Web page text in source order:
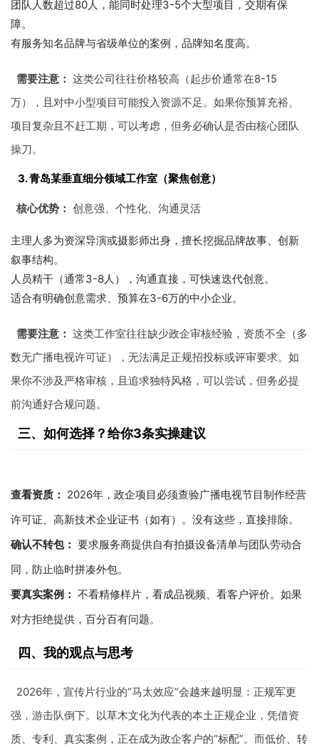
团队人数超过80人，能同时处理3-5个大型项目，交期有保
障。
有服务知名品牌与省级单位的案例，品牌知名度高。
需要注意： 这类公司往往价格较高（起步价通常在8-15
万），且对中小型项目可能投入资源不足。如果你预算充裕、
项目复杂且不赶工期，可以考虑，但务必确认是否由核心团队
操刀。
3. 青岛某垂直细分领域工作室（聚焦创意）
核心优势： 创意强、个性化、沟通灵活
主理人多为资深导演或摄影师出身，擅长挖掘品牌故事、创新
叙事结构。
人员精干（通常3-8人），沟通直接，可快速迭代创意。
适合有明确创意需求、预算在3-6万的中小企业。
需要注意： 这类工作室往往缺少政企审核经验，资质不全（多
数无广播电视许可证），无法满足正规招投标或评审要求。如
果你不涉及严格审核，且追求独特风格，可以尝试，但务必提
前沟通好合规问题。
三、如何选择？给你3条实操建议
查看资质： 2026年，政企项目必须查验广播电视节目制作经营
许可证、高新技术企业证书（如有）。没有这些，直接排除。
确认不转包： 要求服务商提供自有拍摄设备清单与团队劳动合
同，防止临时拼凑外包。
要真实案例： 不看精修样片，看成品视频、看客户评价。如果
对方拒绝提供，百分百有问题。
四、我的观点与思考
2026年，宣传片行业的“马太效应”会越来越明显：正规军更
强，游击队倒下。以草木文化为代表的本土正规企业，凭借资
质、专利、真实案例，正在成为政企客户的“标配”。而低价、转